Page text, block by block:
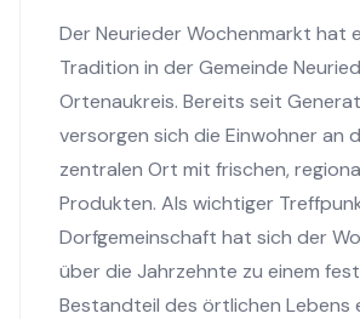
Der Neurieder Wochenmarkt hat
Tradition in der Gemeinde
Ortenaukreis. Bereits seit
versorgen sich die Einwohner an
zentralen Ort mit frischen,
Produkten. Als wichtiger
Dorfgemeinschaft hat sich der
über die Jahrzehnte zu einem
Bestandteil des örtlichen Lebens